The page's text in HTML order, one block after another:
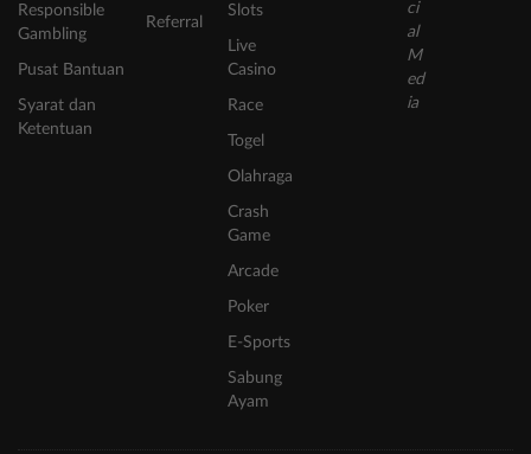
Responsible
Gambling
Pusat Bantuan
Syarat dan
Ketentuan
Referral
Slots
Live
Casino
Race
Togel
Olahraga
Crash
Game
Arcade
Poker
E-Sports
Sabung
Ayam